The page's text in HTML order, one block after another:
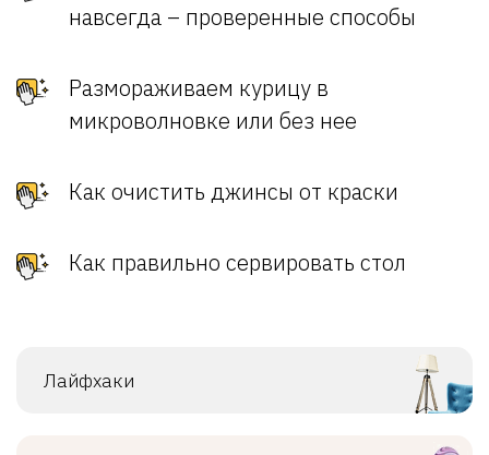
навсегда – проверенные способы
Размораживаем курицу в
микроволновке или без нее
Как очистить джинсы от краски
Как правильно сервировать стол
Лайфхаки